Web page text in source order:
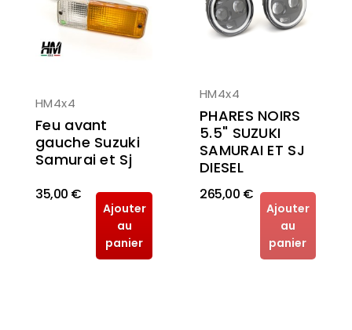
HM4x4
Feu avant
gauche Suzuki
Samurai et Sj
35,00 €
Ajouter
au
panier
HM4x4
PHARES NOIRS
5.5" SUZUKI
SAMURAI ET SJ
DIESEL
265,00 €
Ajouter
au
panier